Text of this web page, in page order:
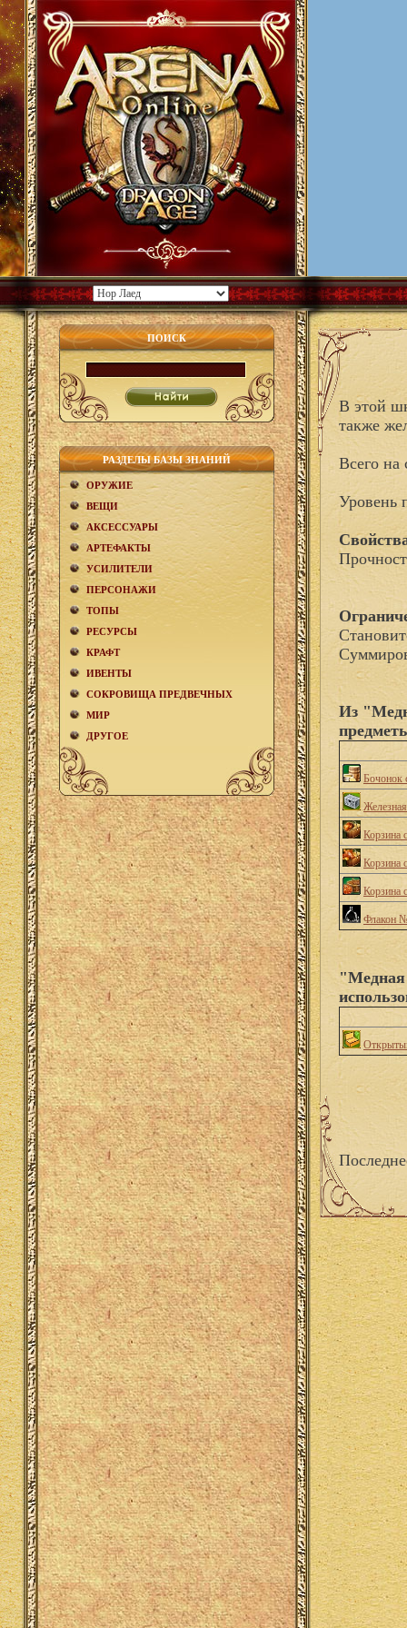
ПОИСК
РАЗДЕЛЫ БАЗЫ ЗНАНИЙ
ОРУЖИЕ
ВЕЩИ
АКCЕСCУАРЫ
АРТЕФАКТЫ
УСИЛИТЕЛИ
ПЕРСОНАЖИ
ТОПЫ
РЕСУРСЫ
КРАФТ
ИВЕНТЫ
СОКРОВИЩА ПРЕДВЕЧНЫХ
МИР
ДРУГОЕ
В этой
также
Всего на
Уровень
Из
Бочонок
Корзина
Корзина
Корзина
Флакон
"Медная